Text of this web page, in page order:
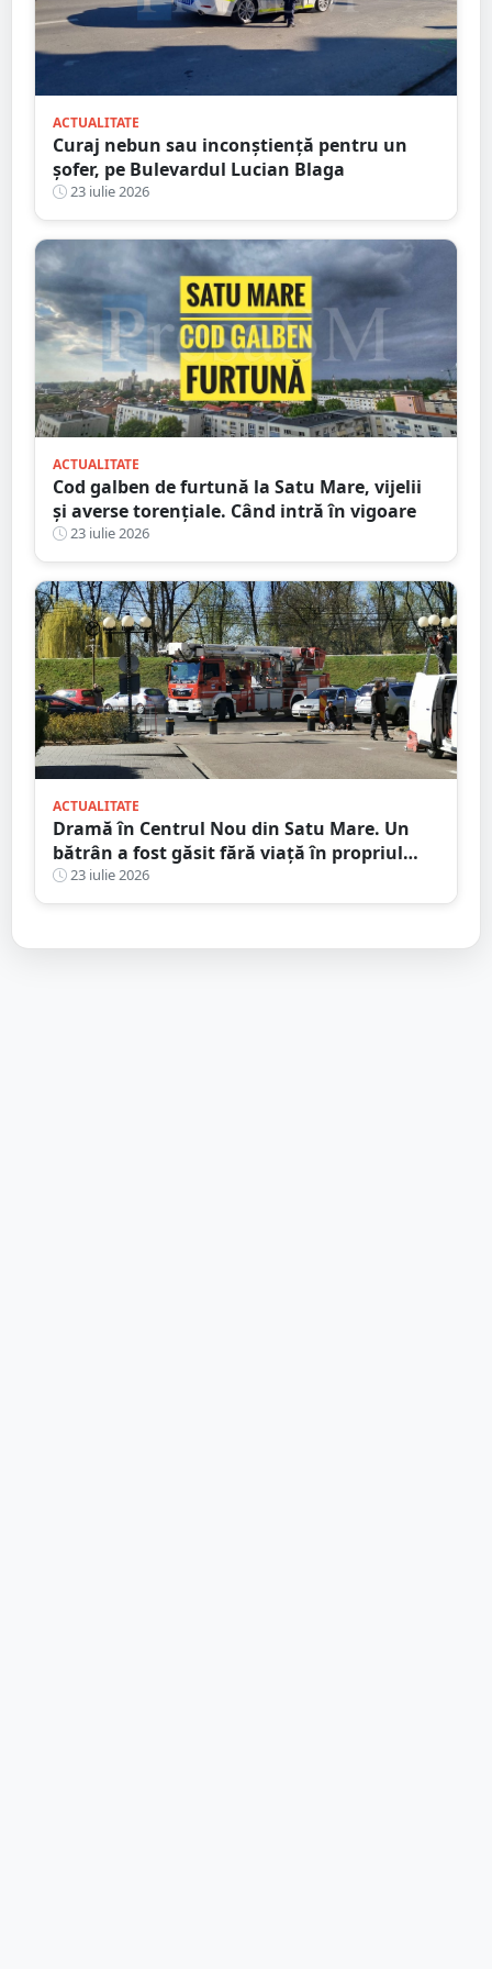
ACTUALITATE
Curaj nebun sau inconștiență pentru un
șofer, pe Bulevardul Lucian Blaga
23 iulie 2026
ACTUALITATE
Cod galben de furtună la Satu Mare, vijelii
și averse torențiale. Când intră în vigoare
23 iulie 2026
ACTUALITATE
Dramă în Centrul Nou din Satu Mare. Un
bătrân a fost găsit fără viață în propriul
apartament, după două zile în care nu a
mai răspuns la telefon
23 iulie 2026